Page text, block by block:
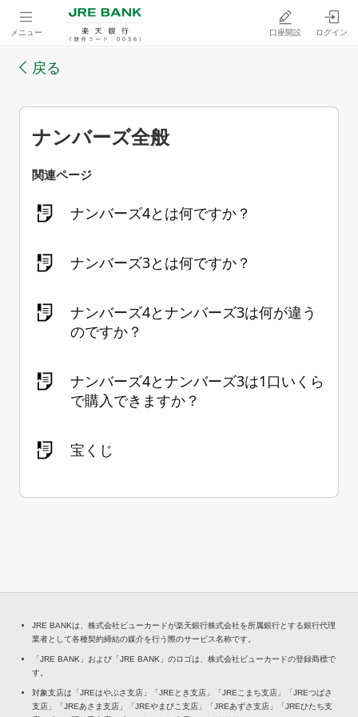
メニュー 口座開設 ログイン
戻る
ナンバーズ全般
関連ページ
ナンバーズ4とは何ですか？
ナンバーズ3とは何ですか？
ナンバーズ4とナンバーズ3は何が違う
のですか？
ナンバーズ4とナンバーズ3は1口いくら
で購入できますか？
宝くじ
JRE BANKは、株式会社ビューカードが楽天銀行株式会社を所属銀行とする銀行代理
業者として各種契約締結の媒介を行う際のサービス名称です。
「JRE BANK」および「JRE BANK」のロゴは、株式会社ビューカードの登録商標で
す。
対象支店は「JREはやぶさ支店」「JREとき支店」「JREこまち支店」「JREつばさ
支店」「JREあさま支店」「JREやまびこ支店」「JREあずさ支店」「JREひたち支